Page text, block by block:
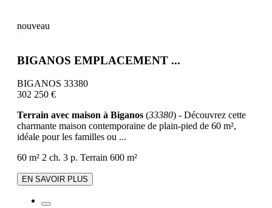
nouveau
BIGANOS EMPLACEMENT ...
BIGANOS 33380
302 250 €
Terrain avec maison à Biganos (33380) - Découvrez cette
charmante maison contemporaine de plain-pied de 60 m²,
idéale pour les familles ou ...
60 m² 2 ch. 3 p. Terrain 600 m²
EN SAVOIR PLUS